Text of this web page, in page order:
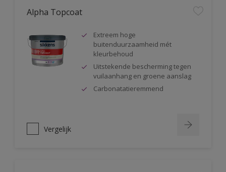
Alpha Topcoat
Extreem hoge
buitenduurzaamheid mét
kleurbehoud
Uitstekende bescherming tegen
vuilaanhang en groene aanslag
Carbonatatieremmend
Vergelijk